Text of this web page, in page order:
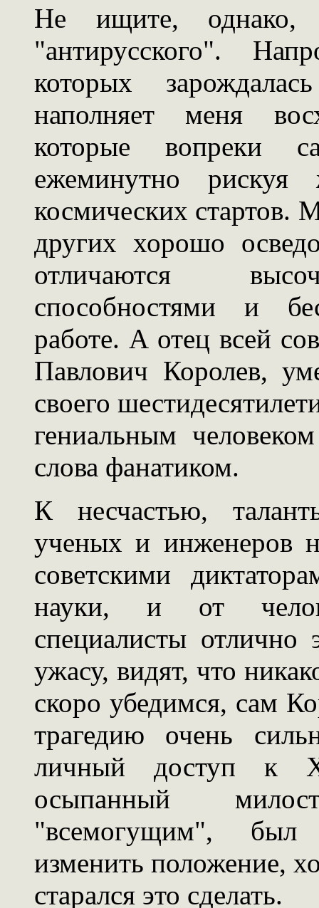
Не ищите, однако,
"антирусского".
которых
наполняет меня
которые вопреки
ежеминутно
космических стартов.
других хорошо
отличаются
способностями и
работе. А отец всей
Павлович Королев,
своего
гениальным
слова фанатиком.
К несчастью,
ученых и инженеров
советскими
науки, и от
специалисты
ужасу, видят, что
скоро убедимся, сам
трагедию очень
личный доступ к
осыпанный
"всемогущим", был
изменить положение,
старался это сделать.